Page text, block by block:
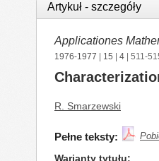
Artykuł - szczegóły
Applicationes
1976-1977 15 4 | 511-
R. Smarzewski
Pełne teksty:
Warianty tytułu